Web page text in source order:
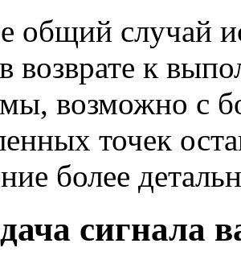
общий случай
возврате к
возможно с
точек
более
сигнала